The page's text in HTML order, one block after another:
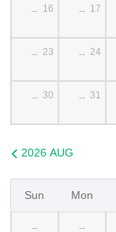
-- 16 -- 17
-- 23 -- 24
-- 30 -- 31
 2026 AUG
Sun Mon
-- --